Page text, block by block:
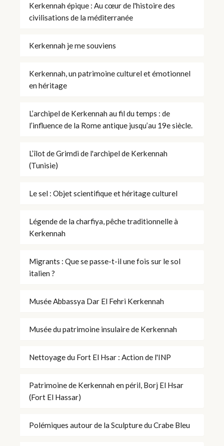
Kerkennah épique : Au cœur de l'histoire des
civilisations de la méditerranée
Kerkennah je me souviens
Kerkennah, un patrimoine culturel et émotionnel
en héritage
L’archipel de Kerkennah au fil du temps : de
l’influence de la Rome antique jusqu’au 19e siècle.
L’îlot de Grimdi de l'archipel de Kerkennah
(Tunisie)
Le sel : Objet scientifique et héritage culturel
Légende de la charfiya, pêche traditionnelle à
Kerkennah
Migrants : Que se passe-t-il une fois sur le sol
italien ?
Musée Abbassya Dar El Fehri Kerkennah
Musée du patrimoine insulaire de Kerkennah
Nettoyage du Fort El Hsar : Action de l'INP
Patrimoine de Kerkennah en péril, Borj El Hsar
(Fort El Hassar)
Polémiques autour de la Sculpture du Crabe Bleu